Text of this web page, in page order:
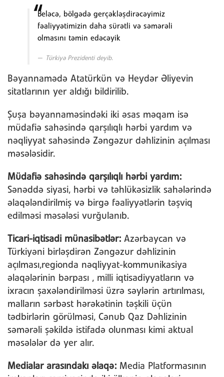
Beləcə, bölgədə gerçəkləşdirəcəyimiz
fəaliyyətimizin daha sürətli və səmərəli
olmasını təmin edəcəyik
Türkiyə Prezidenti deyib.
Bəyannamədə Atatürkün və Heydər Əliyevin
sitatlarının yer aldığı bildirilib.
Şuşa bəyannaməsindəki iki əsas məqam isə
müdafiə sahəsində qarşılıqlı hərbi yardım və
nəqliyyat sahəsində Zəngəzur dəhlizinin açılması
məsələsidir.
Müdafiə sahəsində qarşılıqlı hərbi yardım:
Sənəddə siyasi, hərbi və təhlükəsizlik sahələrində
əlaqələndirilmiş və birgə fəaliyyətlərin təşviq
edilməsi məsələsi vurğulanıb.
Ticari-iqtisadi münasibətlər: Azərbaycan və
Türkiyəni birləşdirən Zəngəzur dəhlizinin
açılması,regionda nəqliyyat-kommunikasiya
əlaqələrinin bərpası , milli iqtisadiyyatların və
ixracın şaxələndirilməsi üzrə səylərin artırılması,
malların sərbəst hərəkətinin təşkili üçün
tədbirlərin görülməsi, Cənub Qaz Dəhlizinin
səmərəli şəkildə istifadə olunması kimi aktual
məsələlər də yer alır.
Media lar arasındakı əlaqə: Media Platformasının